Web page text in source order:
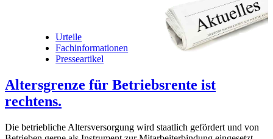
Urteile
Fachinformationen
Presseartikel
Altersgrenze für Betriebsrente ist
rechtens.
Die betriebliche Altersversorgung wird staatlich gefördert und von